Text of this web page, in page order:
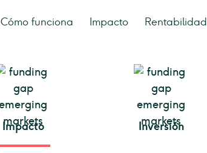
Cómo funciona Impacto Rentabilidad
Impacto Inversión